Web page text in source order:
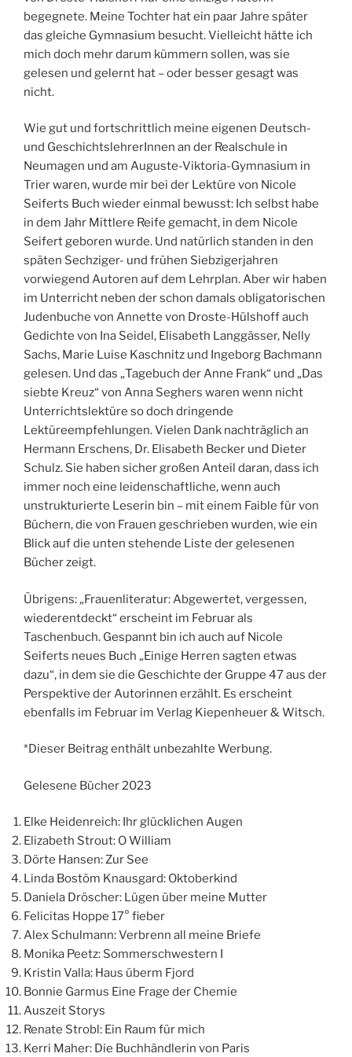
begegnete. Meine Tochter hat ein paar Jahre später
das gleiche Gymnasium besucht. Vielleicht hätte ich
mich doch mehr darum kümmern sollen, was sie
gelesen und gelernt hat – oder besser gesagt was
nicht.
Wie gut und fortschrittlich meine eigenen Deutsch-
und GeschichtslehrerInnen an der Realschule in
Neumagen und am Auguste-Viktoria-Gymnasium in
Trier waren, wurde mir bei der Lektüre von Nicole
Seiferts Buch wieder einmal bewusst: Ich selbst habe
in dem Jahr Mittlere Reife gemacht, in dem Nicole
Seifert geboren wurde. Und natürlich standen in den
späten Sechziger- und frühen Siebzigerjahren
vorwiegend Autoren auf dem Lehrplan. Aber wir haben
im Unterricht neben der schon damals obligatorischen
Judenbuche von Annette von Droste-Hülshoff auch
Gedichte von Ina Seidel, Elisabeth Langgässer, Nelly
Sachs, Marie Luise Kaschnitz und Ingeborg Bachmann
gelesen. Und das „Tagebuch der Anne Frank“ und „Das
siebte Kreuz“ von Anna Seghers waren wenn nicht
Unterrichtslektüre so doch dringende
Lektüreempfehlungen. Vielen Dank nachträglich an
Hermann Erschens, Dr. Elisabeth Becker und Dieter
Schulz. Sie haben sicher großen Anteil daran, dass ich
immer noch eine leidenschaftliche, wenn auch
unstrukturierte Leserin bin – mit einem Faible für von
Büchern, die von Frauen geschrieben wurden, wie ein
Blick auf die unten stehende Liste der gelesenen
Bücher zeigt.
Übrigens: „Frauenliteratur: Abgewertet, vergessen,
wiederentdeckt“ erscheint im Februar als
Taschenbuch. Gespannt bin ich auch auf Nicole
Seiferts neues Buch „Einige Herren sagten etwas
dazu“, in dem sie die Geschichte der Gruppe 47 aus der
Perspektive der Autorinnen erzählt. Es erscheint
ebenfalls im Februar im Verlag Kiepenheuer & Witsch.
*Dieser Beitrag enthält unbezahlte Werbung.
Gelesene Bücher 2023
Elke Heidenreich: Ihr glücklichen Augen
Elizabeth Strout: O William
Dörte Hansen: Zur See
Linda Bostöm Knausgard: Oktoberkind
Daniela Dröscher: Lügen über meine Mutter
Felicitas Hoppe 17° fieber
Alex Schulmann: Verbrenn all meine Briefe
Monika Peetz: Sommerschwestern I
Kristin Valla: Haus überm Fjord
Bonnie Garmus Eine Frage der Chemie
Auszeit Storys
Renate Strobl: Ein Raum für mich
Kerri Maher: Die Buchhändlerin von Paris